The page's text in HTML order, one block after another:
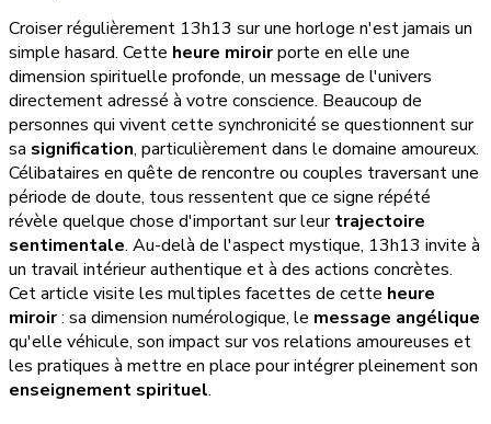
Croiser régulièrement 13h13 sur une horloge n'est jamais un
simple hasard. Cette heure miroirporte en elle une
dimension spirituelle profonde, un message de l'univers
directement adressé à votre conscience. Beaucoup de
personnes qui vivent cette synchronicité se questionnent sur
sa signification, particulièrement dans le domaine amoureux.
Célibataires en quête de rencontre ou couples traversant une
période de doute, tous ressentent que ce signe répété
révèle quelque chose d'important sur leurtrajectoire
sentimentale. Au-delà de l'aspect mystique, 13h13 invite à
un travail intérieur authentique et à des actions concrètes.
Cet article visite les multiples facettes de cette heure
miroir: sa dimension numérologique, le message angélique
qu'elle véhicule, son impact sur vos relations amoureuses et
les pratiques à mettre en place pour intégrer pleinement son
enseignement spirituel.